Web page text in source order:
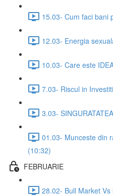
15.03- Cum faci bani
12.03- Energia
10.03- Care este
7.03- Riscul in
3.03-
01.03- Munceste din
(10:32)
FEBRUARIE
28.02- Bull Market